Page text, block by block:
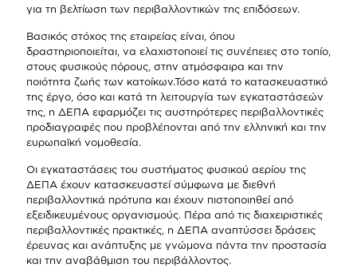
για τη βελτίωση των περιβαλλοντικών της επιδόσεων.
Βασικός στόχος της εταιρείας είναι, όπου
δραστηριοποιείται, να ελαχιστοποιεί τις συνέπειες στο τοπίο,
στους φυσικούς πόρους, στην ατμόσφαιρα και την
ποιότητα ζωής των κατοίκων.Τόσο κατά το κατασκευαστικό
της έργο, όσο και κατά τη λειτουργία των εγκαταστάσεών
της, η ΔΕΠΑ εφαρμόζει τις αυστηρότερες περιβαλλοντικές
προδιαγραφές που προβλέπονται από την ελληνική και την
ευρωπαϊκή νομοθεσία.
Οι εγκαταστάσεις του συστήματος φυσικού αερίου της
ΔΕΠΑ έχουν κατασκευαστεί σύμφωνα με διεθνή
περιβαλλοντικά πρότυπα και έχουν πιστοποιηθεί από
εξειδικευμένους οργανισμούς. Πέρα από τις διαχειριστικές
περιβαλλοντικές πρακτικές, η ΔΕΠΑ αναπτύσσει δράσεις
έρευνας και ανάπτυξης με γνώμονα πάντα την προστασία
και την αναβάθμιση του περιβάλλοντος.